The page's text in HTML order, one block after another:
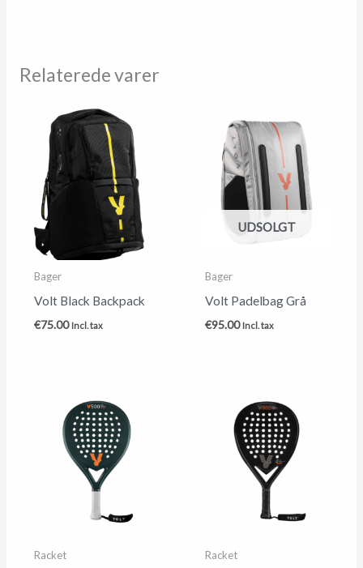
Relaterede varer
Bager
Volt Black Backpack
€75.00 Incl. tax
UDSOLGT
Bager
Volt Padelbag Grå
€95.00 Incl. tax
Racket Racket